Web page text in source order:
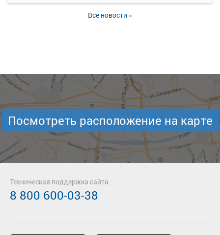
Все новости »
Посмотреть расположение на карте
Техническая поддержка сайта
8 800 600-03-38